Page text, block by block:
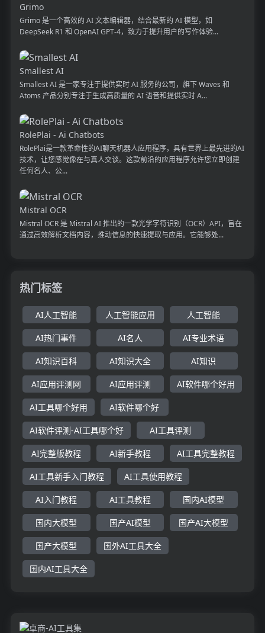
Grimo
Grimo 是一个高效的 AI 文本编辑器，结合最新的 AI 模型，如
DeepSeek R1 和 OpenAI GPT-4，致力于提升用户的写作体验...
Smallest AI
Smallest AI 是一家专注于提供实时 AI 服务的公司，旗下 Waves 和
Atoms 产品分别专注于生成高质量的 AI 语音和提供实时 A...
RolePlai - Ai Chatbots
RolePlai是一款革命性的AI聊天机器人应用程序，具有世界上最先进的AI
技术，让您感觉像在与真人交谈。这款前沿的应用程序允许您立即创建
任何名人、公...
Mistral OCR
Mistral OCR 是 Mistral AI 推出的一款光学字符识别（OCR）API，旨在
通过高效解析文档内容，推动信息的快速提取与应用。它能够处...
热门标签
AI人工智能 人工智能应用 人工智能
AI热门事件 AI名人 AI专业术语
AI知识百科 AI知识大全 AI知识
AI应用评测网 AI应用评测 AI软件哪个好用
AI工具哪个好用 AI软件哪个好
AI软件评测-AI工具哪个好 AI工具评测
AI完整版教程 AI新手教程 AI工具完整教程
AI工具新手入门教程 AI工具使用教程
AI入门教程 AI工具教程 国内AI模型
国内大模型 国产AI模型 国产AI大模型
国产大模型 国外AI工具大全
国内AI工具大全